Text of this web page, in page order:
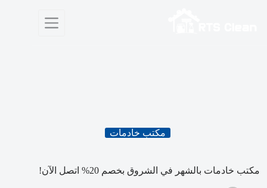
مكتب خادمات
مكتب خادمات بالشهر في الشروق بخصم 20% اتصل الآن!